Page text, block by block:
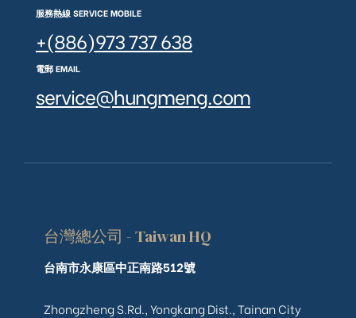
服務熱線 SERVICE MOBILE
+(886)973 737 638
電郵 EMAIL
service@hungmeng.com
台灣總公司 - Taiwan HQ
台南市永康區中正南路512號
Zhongzheng S.Rd., Yongkang Dist., Tainan City